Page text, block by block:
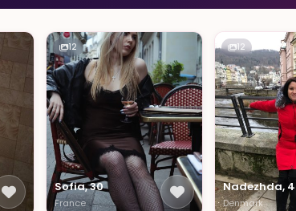
12
Sofia, 30
France
12
Nadezhda,
Denmark